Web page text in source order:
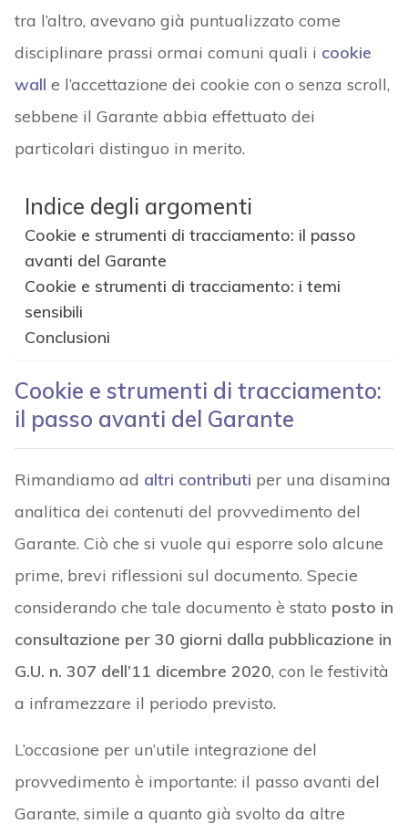
tra l’altro, avevano già puntualizzato come
disciplinare prassi ormai comuni quali i cookie
wall e l’accettazione dei cookie con o senza scroll,
sebbene il Garante abbia effettuato dei
particolari distinguo in merito.
Indice degli argomenti
Cookie e strumenti di tracciamento: il passo
avanti del Garante
Cookie e strumenti di tracciamento: i temi
sensibili
Conclusioni
Cookie e strumenti di tracciamento:
il passo avanti del Garante
Rimandiamo ad altri contributi per una disamina
analitica dei contenuti del provvedimento del
Garante. Ciò che si vuole qui esporre solo alcune
prime, brevi riflessioni sul documento. Specie
considerando che tale documento è stato posto in
consultazione per 30 giorni dalla pubblicazione in
G.U. n. 307 dell’11 dicembre 2020, con le festività
a inframezzare il periodo previsto.
L’occasione per un’utile integrazione del
provvedimento è importante: il passo avanti del
Garante, simile a quanto già svolto da altre